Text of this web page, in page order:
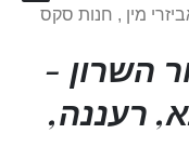
מין , חנות סקס
השרון -
רעננה,